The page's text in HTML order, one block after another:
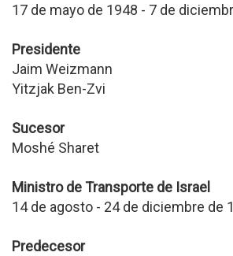
17 de mayo de 1948 - 7 de
Presidente
Jaim Weizmann
Yitzjak Ben-Zvi
Sucesor
Moshé Sharet
Ministro de Transporte de Israel
14 de agosto - 24 de diciembre de
Predecesor